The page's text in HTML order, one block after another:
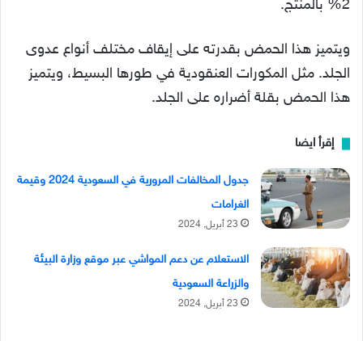
2% بالمنتج.
ويتميز هذا الحمض بقدرته على إيقاف مختلف أنواع عدوى
الجلد. مثل المكورات العنقودية في طورها البسيط، ويتميز
هذا الحمض بقلة أضراره على الجلد.
إقرأ ايضا
جدول المخالفات المرورية في السعودية 2024 وقيمة
الغرامات
23 أبريل, 2024
الاستعلام عن دعم المواشي عبر موقع وزارة البيئة
والزراعة السعودية
23 أبريل, 2024